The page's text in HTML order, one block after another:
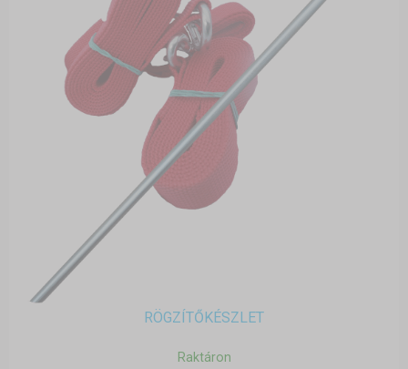
RÖGZÍTŐKÉSZLET
Raktáron